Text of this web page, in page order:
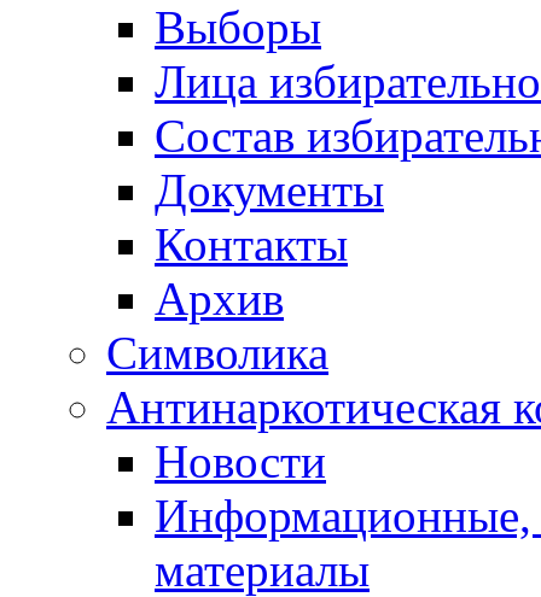
Выборы
Лица
Состав
Документы
Контакты
Архив
Символика
Антинаркотическая
Новости
Информационные,
материалы